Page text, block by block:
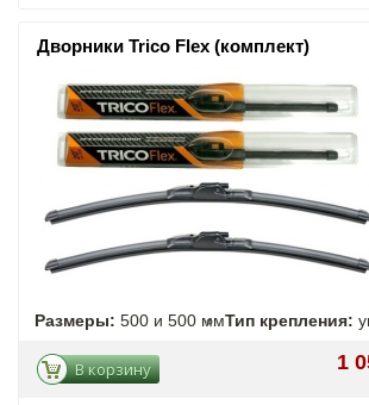
Дворники Trico Flex (комплект)
Размеры: 500 и 500 ммТип крепления:
1
В корзину